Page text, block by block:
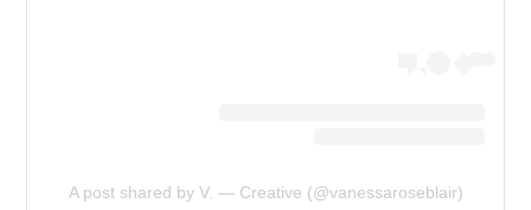
A post shared by V. — Creative (@vanessaroseblair)